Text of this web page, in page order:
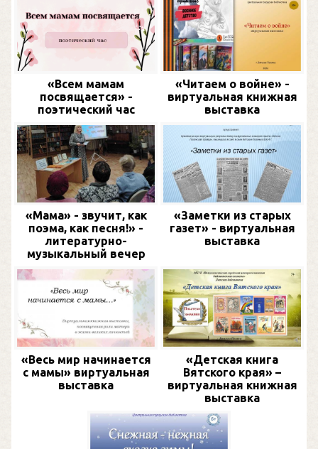
«Всем мамам
посвящается» -
поэтический час
«Читаем о войне» -
виртуальная книжная
выставка
«Мама» - звучит, как
поэма, как песня!» -
литературно-
музыкальный вечер
«Заметки из старых
газет» - виртуальная
выставка
«Весь мир начинается
с мамы» виртуальная
выставка
«Детская книга
Вятского края» –
виртуальная книжная
выставка